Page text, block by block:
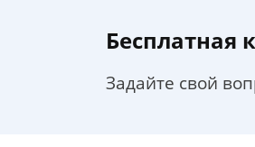
Бесплатная
Задайте свой